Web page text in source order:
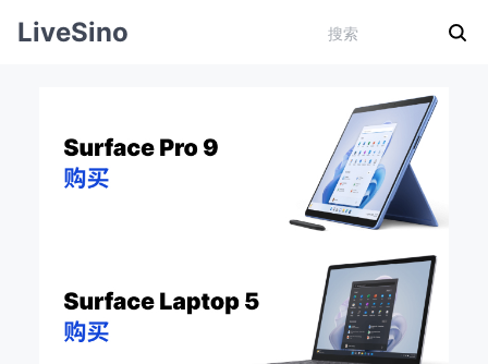
LiveSino